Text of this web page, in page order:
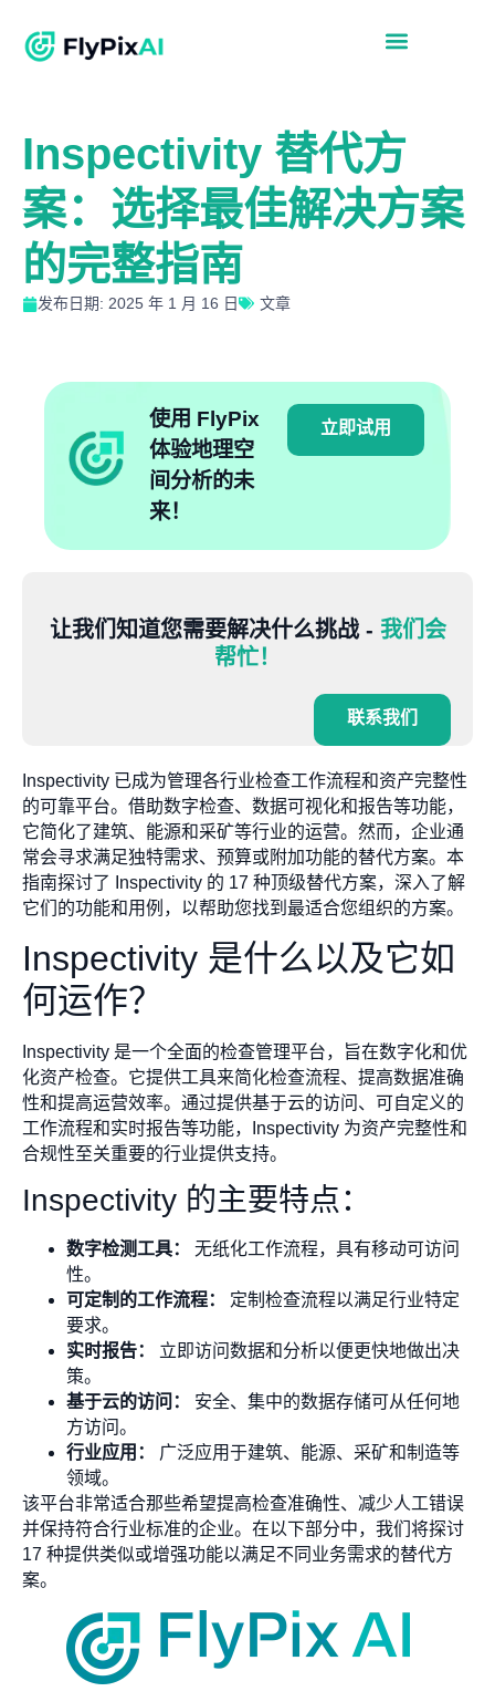
Inspectivity 替代方
案：选择最佳解决方案
的完整指南
发布日期: 2025 年 1 月 16 日 文章
使用 FlyPix
体验地理空
间分析的未
来！
立即试用
让我们知道您需要解决什么挑战 - 我们会
帮忙！
联系我们
Inspectivity 已成为管理各行业检查工作流程和资产完整性
的可靠平台。借助数字检查、数据可视化和报告等功能，
它简化了建筑、能源和采矿等行业的运营。然而，企业通
常会寻求满足独特需求、预算或附加功能的替代方案。本
指南探讨了 Inspectivity 的 17 种顶级替代方案，深入了解
它们的功能和用例，以帮助您找到最适合您组织的方案。
Inspectivity 是什么以及它如
何运作？
Inspectivity 是一个全面的检查管理平台，旨在数字化和优
化资产检查。它提供工具来简化检查流程、提高数据准确
性和提高运营效率。通过提供基于云的访问、可自定义的
工作流程和实时报告等功能，Inspectivity 为资产完整性和
合规性至关重要的行业提供支持。
Inspectivity 的主要特点：
数字检测工具：
无纸化工作流程，具有移动可访问
性。
可定制的工作流程：
定制检查流程以满足行业特定
要求。
实时报告：
立即访问数据和分析以便更快地做出决
策。
基于云的访问：
安全、集中的数据存储可从任何地
方访问。
行业应用：
广泛应用于建筑、能源、采矿和制造等
领域。
该平台非常适合那些希望提高检查准确性、减少人工错误
并保持符合行业标准的企业。在以下部分中，我们将探讨
17 种提供类似或增强功能以满足不同业务需求的替代方
案。